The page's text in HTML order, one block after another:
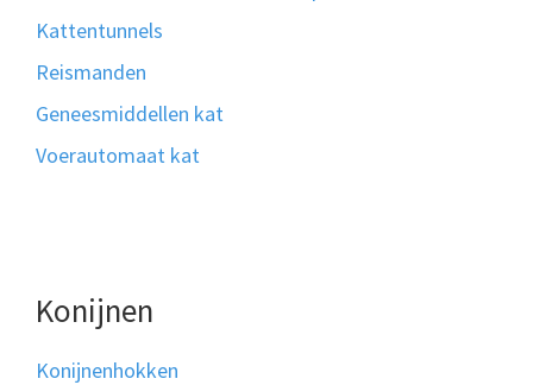
Kattentunnels
Reismanden
Geneesmiddellen kat
Voerautomaat kat
Konijnen
Konijnenhokken